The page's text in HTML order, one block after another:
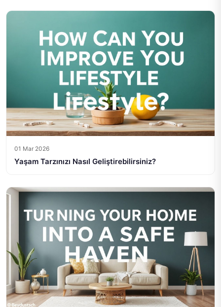
01 Mar 2026
Yaşam Tarzınızı Nasıl Geliştirebilirsiniz?